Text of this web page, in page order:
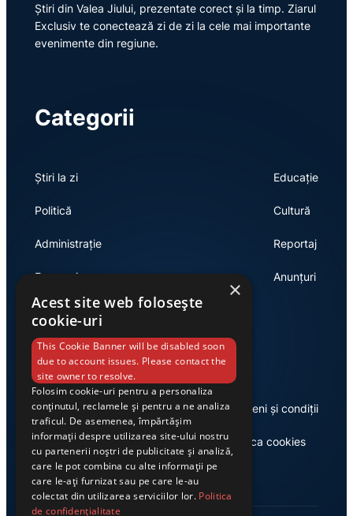
Știri din Valea Jiului, prezentate corect și la timp. Ziarul
Exclusiv te conectează zi de zi la cele mai importante
evenimente din regiune.
Categorii
Știri la zi
Politică
Administrație
Economie
Educație
Cultură
Reportaj
Anunțuri
Link-uri utile
Despre noi
Casa de editură Exclusiv
Termeni și condiții
Politica cookies
×
Acest site web folosește
cookie-uri
This Cookie Banner will be disabled soon
due to account issues. Please contact the
site owner to resolve.
Folosim cookie-uri pentru a personaliza
conținutul, reclamele și pentru a ne analiza
traficul. De asemenea, împărtășim
informații despre utilizarea site-ului nostru
cu partenerii noștri de publicitate și analiză,
care le pot combina cu alte informații pe
care le-ați furnizat sau pe care le-au
colectat din utilizarea serviciilor lor. Politica
de confidențialitate